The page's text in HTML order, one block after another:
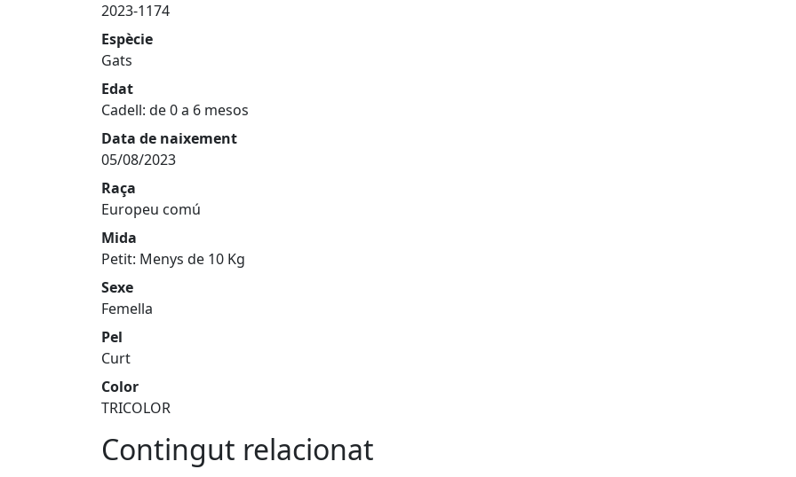
2023-1174
Espècie
Gats
Edat
Cadell: de 0 a 6 mesos
Data de naixement
05/08/2023
Raça
Europeu comú
Mida
Petit: Menys de 10 Kg
Sexe
Femella
Pel
Curt
Color
TRICOLOR
Contingut relacionat